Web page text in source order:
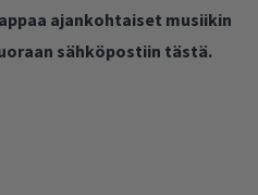
ajankohtaiset musiikin
sähköpostiin tästä.